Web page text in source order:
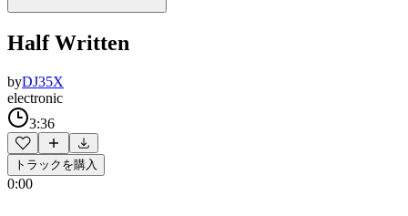
Half Written
byDJ35X
electronic
3:36
トラックを購入
0:00